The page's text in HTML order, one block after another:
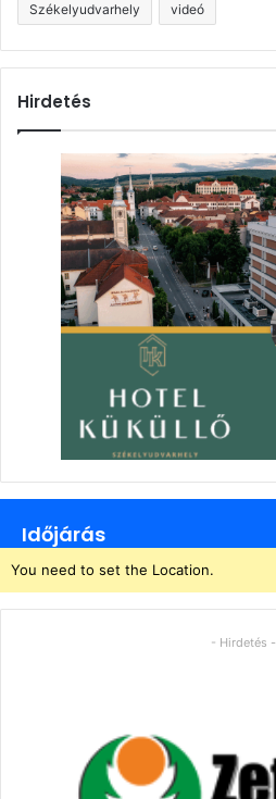
Székelyudvarhely videó
Hirdetés
Időjárás
You need to set the Location.
- Hirdetés -